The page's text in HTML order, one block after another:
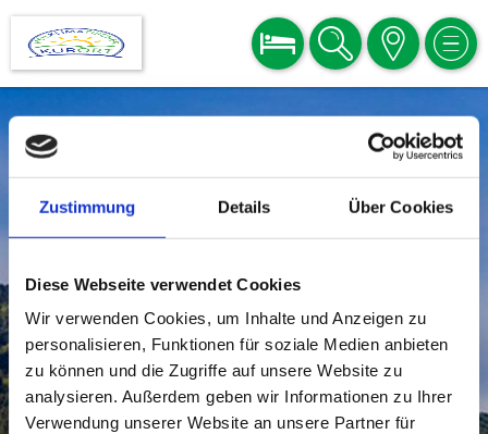
Zustimmung Details Über Cookies
Diese Webseite verwendet Cookies
Wir verwenden Cookies, um Inhalte und Anzeigen zu
personalisieren, Funktionen für soziale Medien anbieten
zu können und die Zugriffe auf unsere Website zu
analysieren. Außerdem geben wir Informationen zu Ihrer
Verwendung unserer Website an unsere Partner für
BUCHEN SUCHE KARTE MENÜ